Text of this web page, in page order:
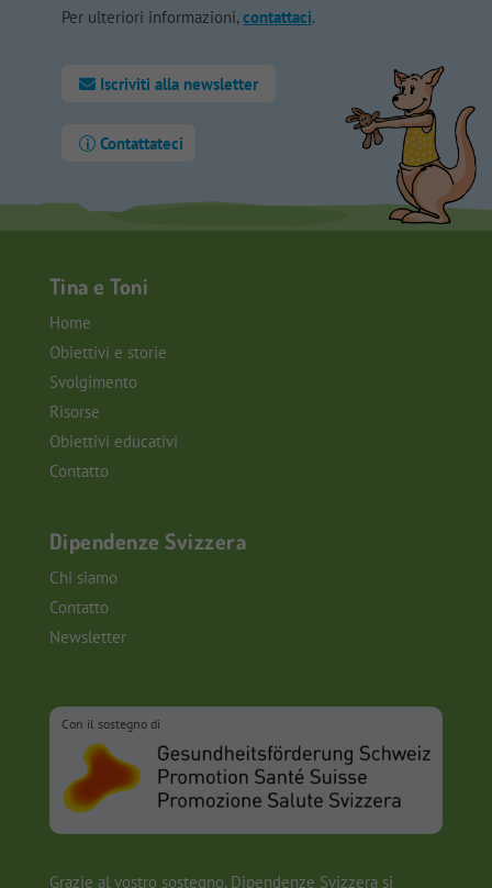
Per ulteriori informazioni,contattaci.
Iscriviti alla newsletter
Contattateci
Tina e Toni
Home
Obiettivi e storie
Svolgimento
Risorse
Obiettivi educativi
Contatto
Dipendenze Svizzera
Chi siamo
Contatto
Newsletter
Con il sostegno di
Grazie al vostro sostegno, Dipendenze Svizzera si